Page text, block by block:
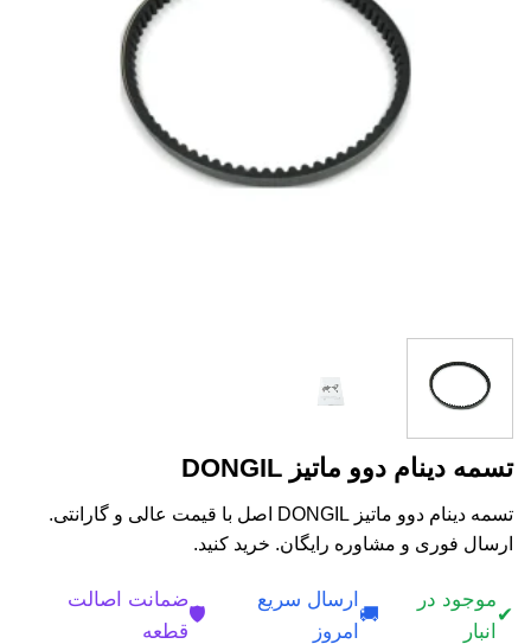
تسمه دینام دوو ماتیز DONGIL
تسمه دینام دوو ماتیز DONGIL اصل با قیمت عالی و گارانتی.
ارسال فوری و مشاوره رایگان. خرید کنید.
✔
موجود در
انبار
🚚
ارسال سریع
امروز
🛡️
ضمانت اصالت
قطعه